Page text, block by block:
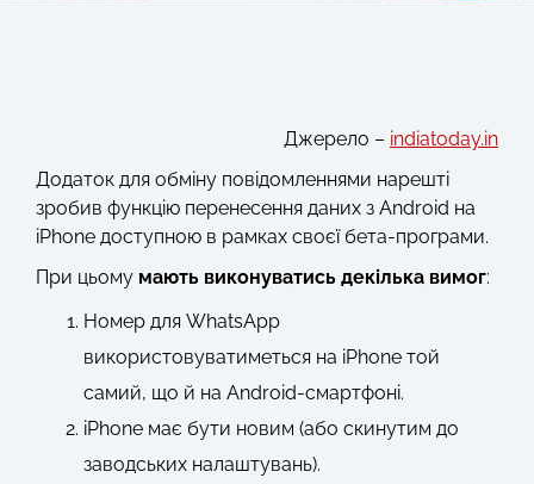
Джерело – indiatoday.in
Додаток для обміну повідомленнями нарешті
зробив функцію перенесення даних з Android на
iPhone доступною в рамках своєї бета-програми.
При цьому мають виконуватись декілька вимог:
Номер для WhatsApp
використовуватиметься на iPhone той
самий, що й на Android-смартфоні.
iPhone має бути новим (або скинутим до
заводських налаштувань).